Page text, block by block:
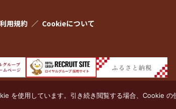
利用規約 ／ Cookieについて
reserved.
を使用しています。引き続き閲覧する場合、Cookie の